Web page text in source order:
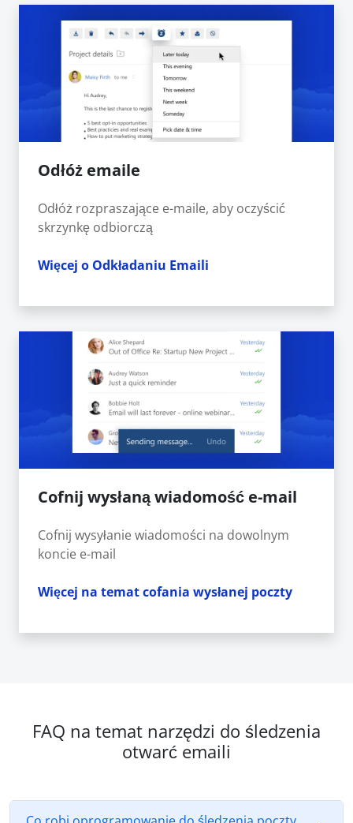
Odłóż emaile
Odłóż rozpraszające e-maile, aby oczyścić
skrzynkę odbiorczą
Więcej o Odkładaniu Emaili
Cofnij wysłaną wiadomość e-mail
Cofnij wysyłanie wiadomości na dowolnym
koncie e-mail
Więcej na temat cofania wysłanej poczty
FAQ na temat narzędzi do śledzenia
otwarć emaili